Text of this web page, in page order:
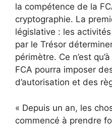
la compétence de la
cryptographie. La
législative : les
par le Trésor
périmètre. Ce n’est
FCA pourra imposer
d’autorisation et des
« Depuis un an, les
commencé à prendre